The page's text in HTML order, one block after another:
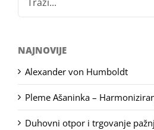
for:
NAJNOVIJE
Alexander von Humboldt
Pleme Ašaninka –
Duhovni otpor i trgovanje